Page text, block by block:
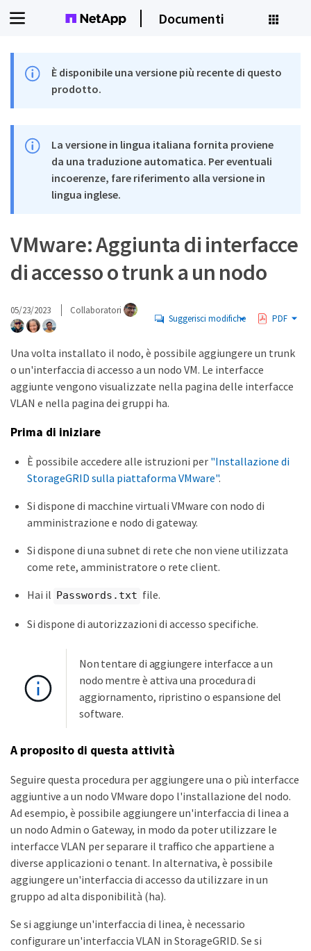
Documenti
È disponibile una versione più recente di questo
prodotto.
La versione in lingua italiana fornita proviene
da una traduzione automatica. Per eventuali
incoerenze, fare riferimento alla versione in
lingua inglese.
VMware: Aggiunta di interfacce
di accesso o trunk a un nodo
05/23/2023 Collaboratori
Suggerisci modifiche PDF
Una volta installato il nodo, è possibile aggiungere un trunk
o un'interfaccia di accesso a un nodo VM. Le interfacce
aggiunte vengono visualizzate nella pagina delle interfacce
VLAN e nella pagina dei gruppi ha.
Prima di iniziare
È possibile accedere alle istruzioni per "Installazione di
StorageGRID sulla piattaforma VMware".
Si dispone di macchine virtuali VMware con nodo di
amministrazione e nodo di gateway.
Si dispone di una subnet di rete che non viene utilizzata
come rete, amministratore o rete client.
Hai il Passwords.txt file.
Si dispone di autorizzazioni di accesso specifiche.
Non tentare di aggiungere interfacce a un
nodo mentre è attiva una procedura di
aggiornamento, ripristino o espansione del
software.
A proposito di questa attività
Seguire questa procedura per aggiungere una o più interfacce
aggiuntive a un nodo VMware dopo l'installazione del nodo.
Ad esempio, è possibile aggiungere un'interfaccia di linea a
un nodo Admin o Gateway, in modo da poter utilizzare le
interfacce VLAN per separare il traffico che appartiene a
diverse applicazioni o tenant. In alternativa, è possibile
aggiungere un'interfaccia di accesso da utilizzare in un
gruppo ad alta disponibilità (ha).
Se si aggiunge un'interfaccia di linea, è necessario
configurare un'interfaccia VLAN in StorageGRID. Se si